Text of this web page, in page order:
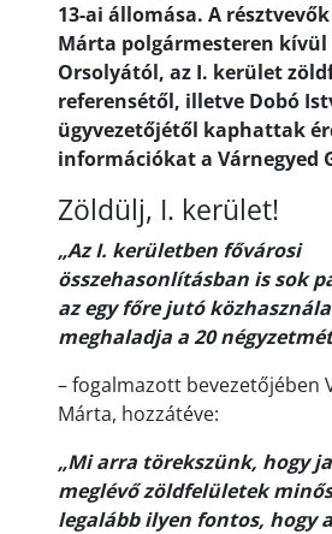
13-ai állomása. A
Márta polgármesteren kívül
Orsolyától, az I. kerület
referensétől, illetve Dobó
ügyvezetőjétől kaphattak
információkat a Várnegyed
Zöldülj, I. kerület!
„Az I. kerületben fővárosi
összehasonlításban is sok
az egy főre jutó
meghaladja a 20
– fogalmazott bevezetőjében
Márta, hozzátéve:
„Mi arra törekszünk, hogy
meglévő zöldfelületek
legalább ilyen fontos, hogy